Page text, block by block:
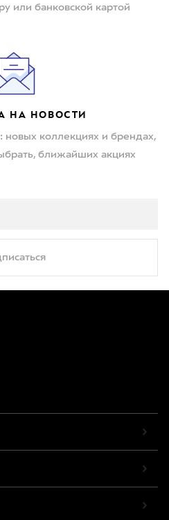
или банковской картой
НА НОВОСТИ
коллекциях и брендах,
ближайших акциях